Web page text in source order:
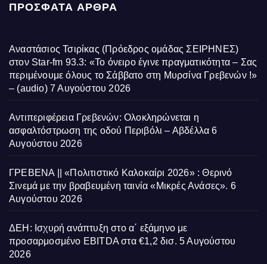
ΠΡΌΣΦΑΤΑ ΆΡΘΡΑ
Αναστάσιος Τσιρίκας (Πρόεδρος ομάδας ΣΕΙΡΗΝΕΣ)
στον Star-fm 93.3: «Το όνειρο έγινε πραγματικότητα – Σας
περιμένουμε όλους το Σάββατο στη Μυρσίνα Γρεβενών !»
– (audio) 7 Αυγούστου 2026
Αντιπεριφέρεια Γρεβενών: Ολοκληρώνεται η
ασφαλτόστρωση της οδού Περιβόλι – Αβδέλλα 6
Αυγούστου 2026
ΓΡΕΒΕΝΑ || «Πολιτιστικό Καλοκαίρι 2026» : Θερινό
Σινεμά με την βραβευμένη ταινία «Μικρές Ανάσες». 6
Αυγούστου 2026
ΔΕΗ: Ισχυρή ανάπτυξη στο α΄ εξάμηνο με
προσαρμοσμένο EBITDA στα €1,2 δισ. 5 Αυγούστου
2026